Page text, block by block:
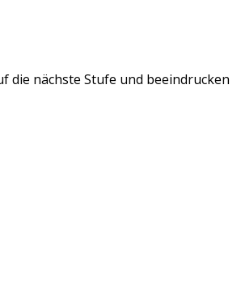
die nächste Stufe und beeindrucken